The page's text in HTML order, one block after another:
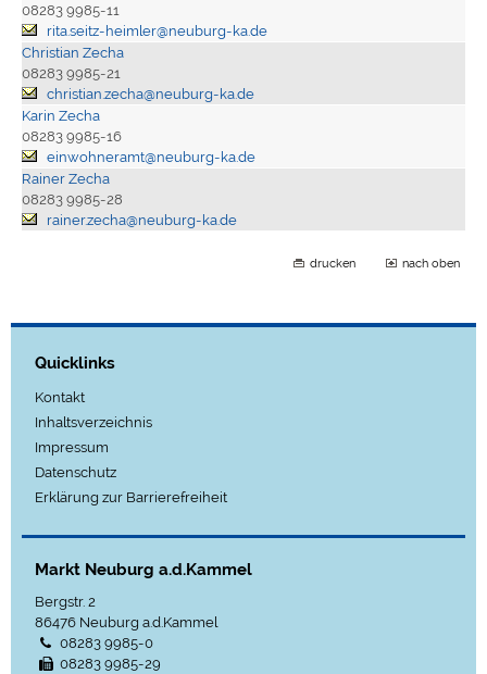
08283 9985-11
rita.seitz-heimler@neuburg-ka.de
Christian Zecha
08283 9985-21
christian.zecha@neuburg-ka.de
Karin Zecha
08283 9985-16
einwohneramt@neuburg-ka.de
Rainer Zecha
08283 9985-28
rainer.zecha@neuburg-ka.de
drucken nach oben
Quicklinks
Kontakt
Inhaltsverzeichnis
Impressum
Datenschutz
Erklärung zur Barrierefreiheit
Markt Neuburg a.d.Kammel
Bergstr. 2
86476 Neuburg a.d.Kammel
08283 9985-0
08283 9985-29